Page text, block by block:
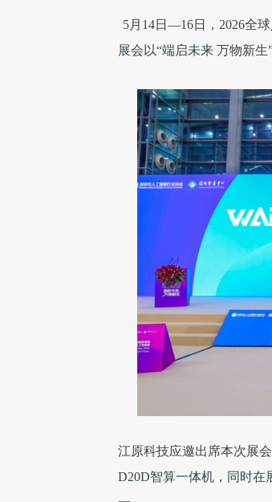
5月14日—16日，2026全
展会以“端启未来 万物新
江原科技应邀出席本次展
D20D智算一体机，同时在